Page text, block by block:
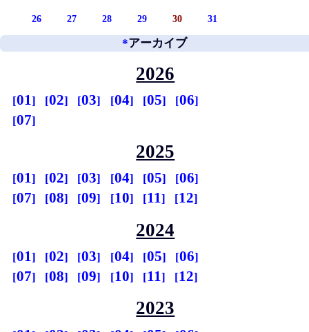
26 27 28 29 30 31
*アーカイブ
2026
01 02 03 04 05
06
07
2025
01 02 03 04 05
06
07
08 09 10 11 12
2024
01 02 03 04 05
06
07
08 09 10 11 12
2023